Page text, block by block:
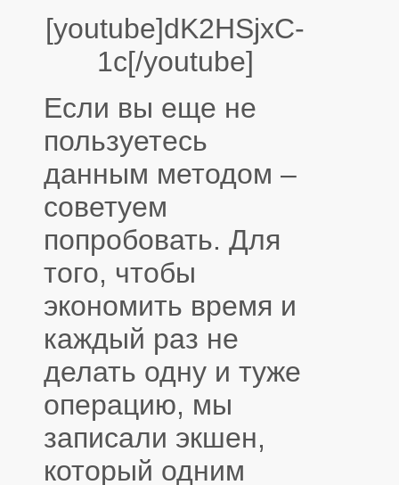
[youtube]dK2HSjxC-
1c[/youtube]
Если вы еще не
пользуетесь
данным методом –
советуем
попробовать. Для
того, чтобы
экономить время и
каждый раз не
делать одну и туже
операцию, мы
записали экшен,
который одним